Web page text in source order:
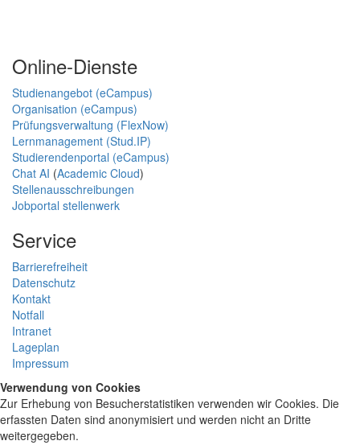
Online-Dienste
Studienangebot (eCampus)
Organisation (eCampus)
Prüfungsverwaltung (FlexNow)
Lernmanagement (Stud.IP)
Studierendenportal (eCampus)
Chat AI (Academic Cloud)
Stellenausschreibungen
Jobportal stellenwerk
Service
Barrierefreiheit
Datenschutz
Kontakt
Notfall
Intranet
Lageplan
Impressum
Verwendung von Cookies
Zur Erhebung von Besucherstatistiken verwenden wir Cookies. Die
erfassten Daten sind anonymisiert und werden nicht an Dritte
weitergegeben.